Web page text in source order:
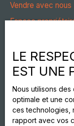
Vendre avec nous
Espace
Espace
Nous contacter
Informations
LE
EST UNE
Nous utilisons
optimale et une
ces technologies,
rapport avec vos